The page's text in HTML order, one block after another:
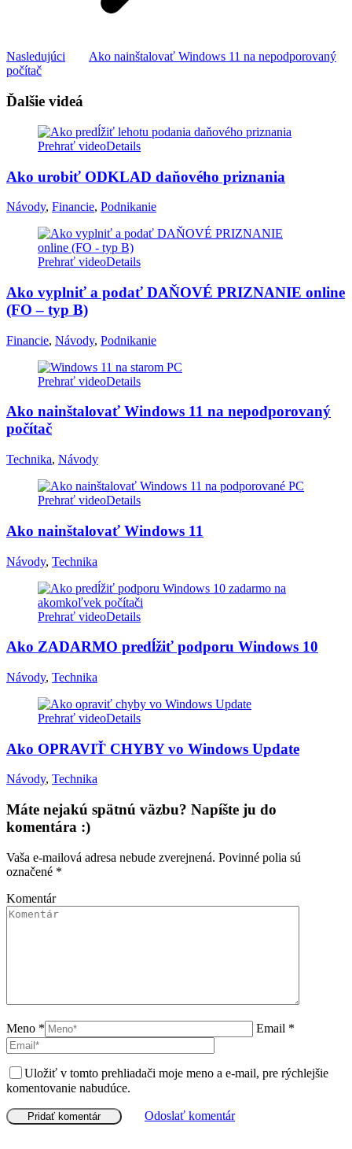
Nasledujúci
Ako nainštalovať Windows 11 na nepodporovaný
počítač
Ďalšie videá
Prehrať videoDetails
Ako urobiť ODKLAD daňového priznania
Návody, Financie, Podnikanie
Prehrať videoDetails
Ako vyplniť a podať DAŇOVÉ PRIZNANIE online
(FO – typ B)
Financie, Návody, Podnikanie
Prehrať videoDetails
Ako nainštalovať Windows 11 na nepodporovaný
počítač
Technika, Návody
Prehrať videoDetails
Ako nainštalovať Windows 11
Návody, Technika
Prehrať videoDetails
Ako ZADARMO predĺžiť podporu Windows 10
Návody, Technika
Prehrať videoDetails
Ako OPRAVIŤ CHYBY vo Windows Update
Návody, Technika
Máte nejakú spätnú väzbu? Napíšte ju do
komentára :)
Vaša e-mailová adresa nebude zverejnená. Povinné polia sú
označené *
Komentár
Meno * Email *
Uložiť v tomto prehliadači moje meno a e-mail, pre rýchlejšie
komentovanie nabudúce.
Odoslať komentár